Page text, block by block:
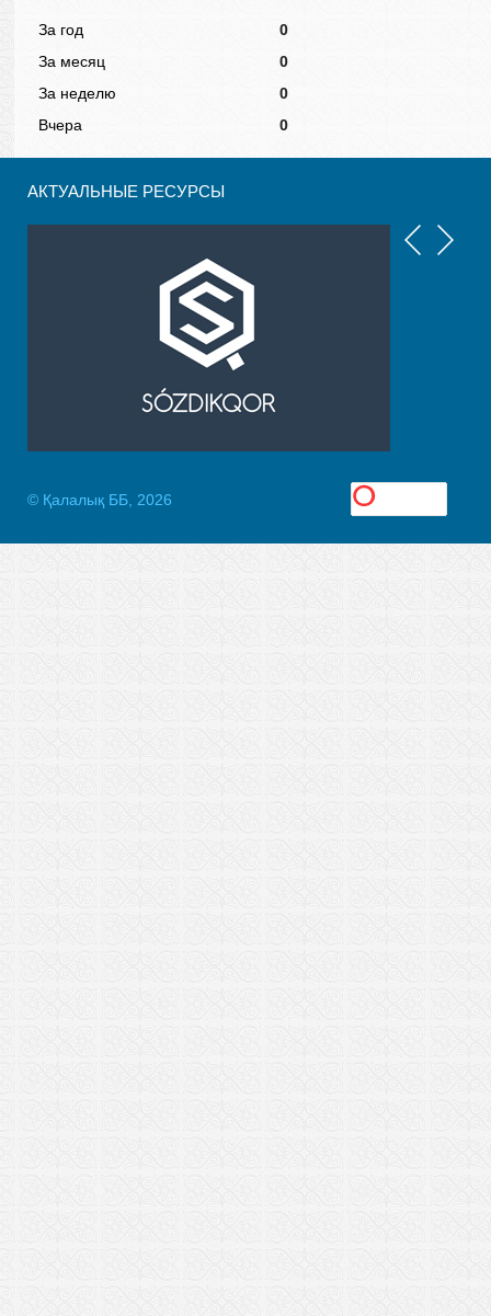
За год
0
За месяц
0
За неделю
0
Вчера
0
АКТУАЛЬНЫЕ РЕСУРСЫ
© Қалалық ББ, 2026